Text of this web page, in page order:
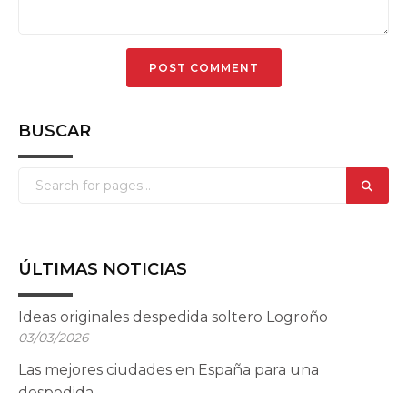
BUSCAR
ÚLTIMAS NOTICIAS
Ideas originales despedida soltero Logroño
03/03/2026
Las mejores ciudades en España para una